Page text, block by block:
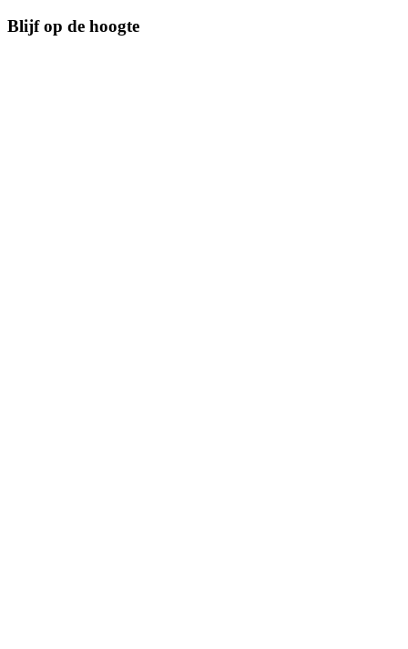
Blijf op de hoogte